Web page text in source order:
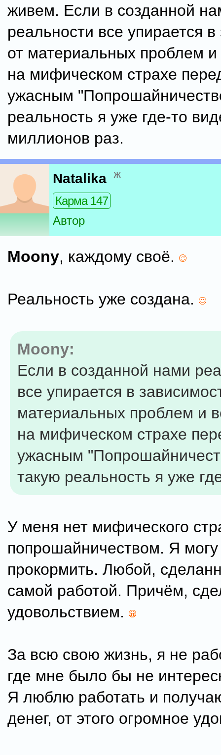
живем. Если в созданной
реальности все упирается
от материальных проблем и
на мифическом страхе
ужасным
реальность я уже где-то
миллионов раз.
Natalika ж
Карма 147
Автор
Moony, каждому своё.
Реальность уже создана.
Moony:
Если в созданной нами
все упирается в
материальных проблем и
на мифическом страхе
ужасным
такую реальность я уже
У меня нет мифического
попрошайничеством. Я
прокормить. Любой,
самой работой. Причём,
удовольствием.
За всю свою жизнь, я не
где мне было бы не
Я люблю работать и
денег, от этого огромное